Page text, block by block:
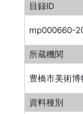
目録ID
mp000660-
所蔵機関
豊橋市美術博
資料種別